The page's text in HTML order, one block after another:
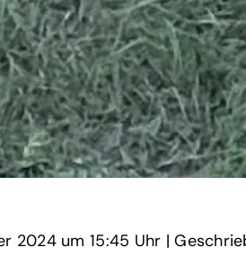
‏‏‎ ‎den 24 September 2024 um‏‏‎ ‎ ‎|